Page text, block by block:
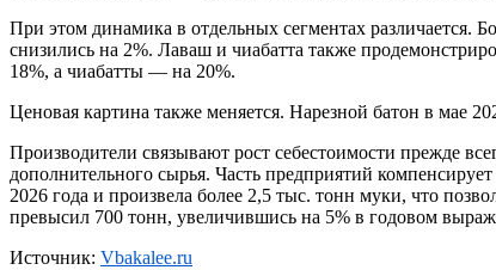
При этом динамика в отдельных сегментах различается.
снизились на 2%. Лаваш и чиабатта также
18%, а чиабатты — на 20%.
Ценовая картина также меняется. Нарезной батон в мае
Производители связывают рост себестоимости прежде
дополнительного сырья. Часть предприятий
2026 года и произвела более 2,5 тыс. тонн муки, что
превысил 700 тонн, увеличившись на 5% в годовом
Источник: Vbakalee.ru